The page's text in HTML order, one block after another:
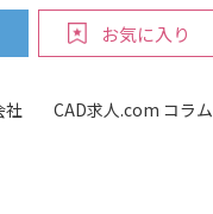
お気に入り
社 CAD求人.com コラム